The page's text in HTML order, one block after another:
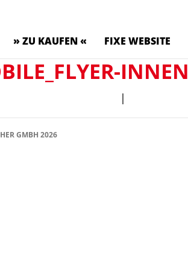
» ZU KAUFEN « FIXE WEBSITE
|
GMBH 2026